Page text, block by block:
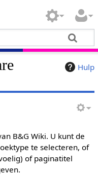
Hulp
B&G Wiki. U kunt de
te selecteren, of
of paginatitel